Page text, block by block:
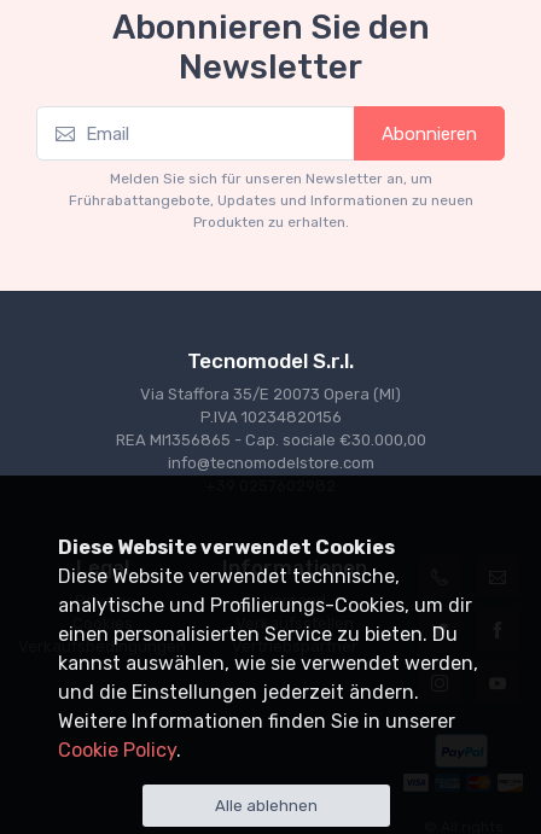
Mythos Collection 1-18
Ferrari 166 MM Abarth Metallic Silver Press
€227.05 €239.00
Abonnieren Sie den
Newsletter
Abonnieren
Melden Sie sich für unseren Newsletter an, um
Frührabattangebote, Updates und Informationen zu neuen
Produkten zu erhalten.
Tecnomodel S.r.l.
Via Staffora 35/E 20073 Opera (MI)
P.IVA 10234820156
REA MI1356865 - Cap. sociale €30.000,00
info@tecnomodelstore.com
Legal
Privacy
Cookies
Verkaufsbedingungen
Informationen
Versand
Verkaufsstellen
Vertriebspartner
Diese Website verwendet Cookies
Diese Website verwendet technische,
analytische und Profilierungs-Cookies, um dir
einen personalisierten Service zu bieten. Du
kannst auswählen, wie sie verwendet werden,
und die Einstellungen jederzeit ändern.
Weitere Informationen finden Sie in unserer
Cookie Policy.
Alle ablehnen